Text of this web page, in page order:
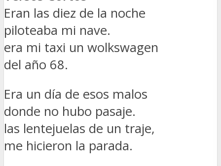
Eran las diez de la noche
piloteaba mi nave.
era mi taxi un wolkswagen
del año 68.
Era un día de esos malos
donde no hubo pasaje.
las lentejuelas de un traje,
me hicieron la parada.